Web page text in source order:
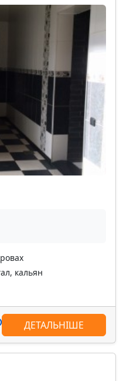
кальян
ДЕТАЛЬНІШЕ